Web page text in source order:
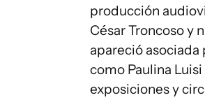
producción
César Troncoso y
apareció
como Paulina
exposiciones y